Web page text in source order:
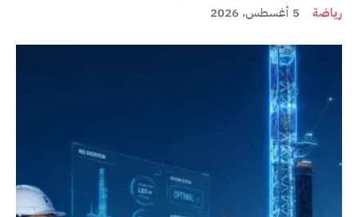
رياضة 5 أغسطس، 2026